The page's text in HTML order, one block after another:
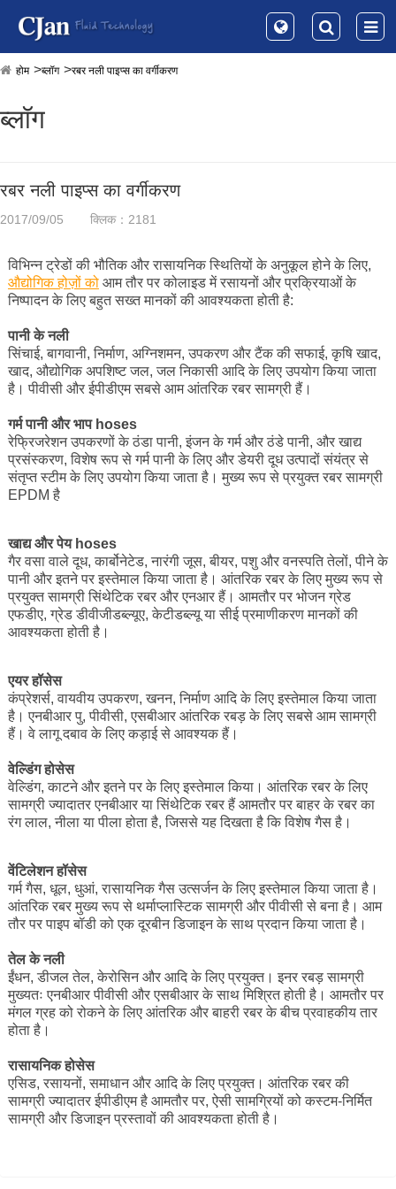
होम ब्लॉग रबर नली पाइप्स का वर्गीकरण
ब्लॉग
रबर नली पाइप्स का वर्गीकरण
2017/09/05 क्लिक：2181
विभिन्न ट्रेडों की भौतिक और रासायनिक स्थितियों के अनुकूल होने के लिए,
औद्योगिक होज़ों कोआम तौर पर कोलाइड में रसायनों और प्रक्रियाओं के
निष्पादन के लिए बहुत सख्त मानकों की आवश्यकता होती है:
पानी के नली
सिंचाई, बागवानी, निर्माण, अग्निशमन, उपकरण और टैंक की सफाई, कृषि खाद,
खाद, औद्योगिक अपशिष्ट जल, जल निकासी आदि के लिए उपयोग किया जाता
है। पीवीसी और ईपीडीएम सबसे आम आंतरिक रबर सामग्री हैं।
गर्म पानी और भाप hoses
रेफ्रिजरेशन उपकरणों के ठंडा पानी, इंजन के गर्म और ठंडे पानी, और खाद्य
प्रसंस्करण, विशेष रूप से गर्म पानी के लिए और डेयरी दूध उत्पादों संयंत्र से
संतृप्त स्टीम के लिए उपयोग किया जाता है। मुख्य रूप से प्रयुक्त रबर सामग्री
EPDM है
खाद्य और पेय hoses
गैर वसा वाले दूध, कार्बोनेटेड, नारंगी जूस, बीयर, पशु और वनस्पति तेलों, पीने के
पानी और इतने पर इस्तेमाल किया जाता है। आंतरिक रबर के लिए मुख्य रूप से
प्रयुक्त सामग्री सिंथेटिक रबर और एनआर हैं। आमतौर पर भोजन ग्रेड
एफडीए, ग्रेड डीवीजीडब्ल्यूए, केटीडब्ल्यू या सीई प्रमाणीकरण मानकों की
आवश्यकता होती है।
एयर हॉसेस
कंप्रेशर्स, वायवीय उपकरण, खनन, निर्माण आदि के लिए इस्तेमाल किया जाता
है। एनबीआर पु, पीवीसी, एसबीआर आंतरिक रबड़ के लिए सबसे आम सामग्री
हैं। वे लागू दबाव के लिए कड़ाई से आवश्यक हैं।
वेल्डिंग होसेस
वेल्डिंग, काटने और इतने पर के लिए इस्तेमाल किया। आंतरिक रबर के लिए
सामग्री ज्यादातर एनबीआर या सिंथेटिक रबर हैं आमतौर पर बाहर के रबर का
रंग लाल, नीला या पीला होता है, जिससे यह दिखता है कि विशेष गैस है।
वेंटिलेशन हॉसेस
गर्म गैस, धूल, धुआं, रासायनिक गैस उत्सर्जन के लिए इस्तेमाल किया जाता है।
आंतरिक रबर मुख्य रूप से थर्माप्लास्टिक सामग्री और पीवीसी से बना है। आम
तौर पर पाइप बॉडी को एक दूरबीन डिजाइन के साथ प्रदान किया जाता है।
तेल के नली
ईंधन, डीजल तेल, केरोसिन और आदि के लिए प्रयुक्त। इनर रबड़ सामग्री
मुख्यतः एनबीआर पीवीसी और एसबीआर के साथ मिश्रित होती है। आमतौर पर
मंगल ग्रह को रोकने के लिए आंतरिक और बाहरी रबर के बीच प्रवाहकीय तार
होता है।
रासायनिक होसेस
एसिड, रसायनों, समाधान और आदि के लिए प्रयुक्त। आंतरिक रबर की
सामग्री ज्यादातर ईपीडीएम है आमतौर पर, ऐसी सामग्रियों को कस्टम-निर्मित
सामग्री और डिजाइन प्रस्तावों की आवश्यकता होती है।